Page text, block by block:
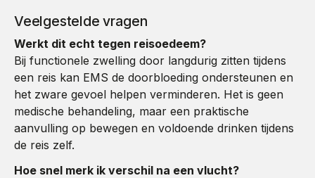
Veelgestelde vragen
Werkt dit echt tegen reisoedeem?
Bij functionele zwelling door langdurig zitten tijdens
een reis kan EMS de doorbloeding ondersteunen en
het zware gevoel helpen verminderen. Het is geen
medische behandeling, maar een praktische
aanvulling op bewegen en voldoende drinken tijdens
de reis zelf.
Hoe snel merk ik verschil na een vlucht?